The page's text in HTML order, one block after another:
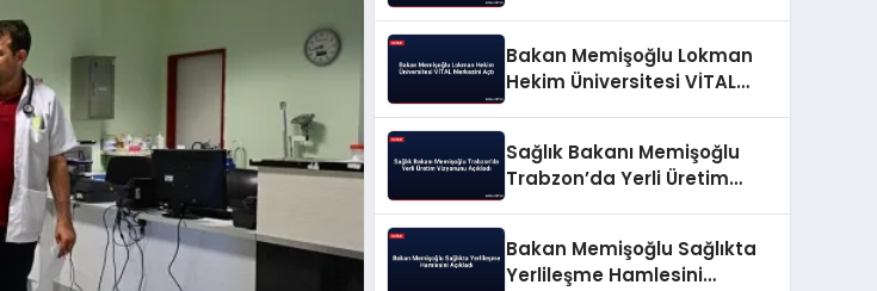
Bakan Memişoğlu Lokman
Hekim Üniversitesi VİTAL
Sağlık Bakanı Memişoğlu
Trabzon’da Yerli Üretim
Bakan Memişoğlu Sağlıkta
Yerlileşme Hamlesini